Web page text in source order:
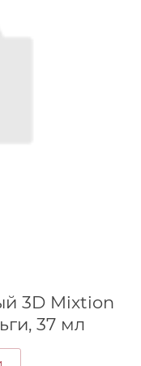
3D Mixtion
37 мл